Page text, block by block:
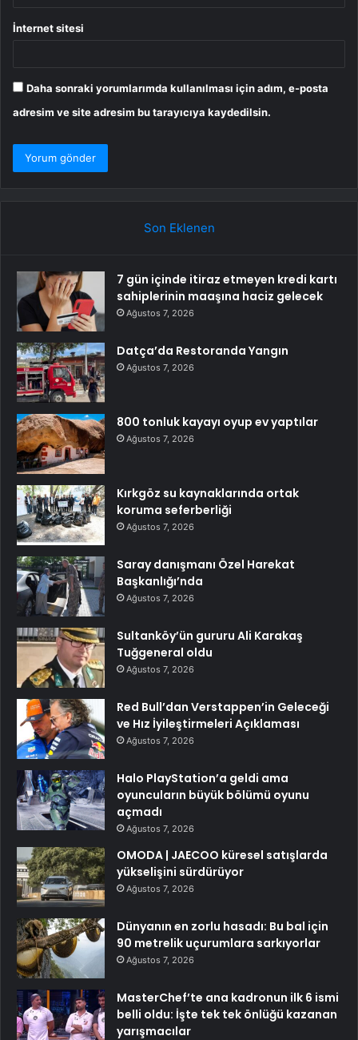
İnternet sitesi
Daha sonraki yorumlarımda kullanılması için adım, e-posta
adresim ve site adresim bu tarayıcıya kaydedilsin.
Son Eklenen
7 gün içinde itiraz etmeyen kredi kartı
sahiplerinin maaşına haciz gelecek
Ağustos 7, 2026
Datça’da Restoranda Yangın
Ağustos 7, 2026
800 tonluk kayayı oyup ev yaptılar
Ağustos 7, 2026
Kırkgöz su kaynaklarında ortak
koruma seferberliği
Ağustos 7, 2026
Saray danışmanı Özel Harekat
Başkanlığı’nda
Ağustos 7, 2026
Sultanköy’ün gururu Ali Karakaş
Tuğgeneral oldu
Ağustos 7, 2026
Red Bull’dan Verstappen’in Geleceği
ve Hız İyileştirmeleri Açıklaması
Ağustos 7, 2026
Halo PlayStation’a geldi ama
oyuncuların büyük bölümü oyunu
açmadı
Ağustos 7, 2026
OMODA | JAECOO küresel satışlarda
yükselişini sürdürüyor
Ağustos 7, 2026
Dünyanın en zorlu hasadı: Bu bal için
90 metrelik uçurumlara sarkıyorlar
Ağustos 7, 2026
MasterChef’te ana kadronun ilk 6 ismi
belli oldu: İşte tek tek önlüğü kazanan
yarışmacılar